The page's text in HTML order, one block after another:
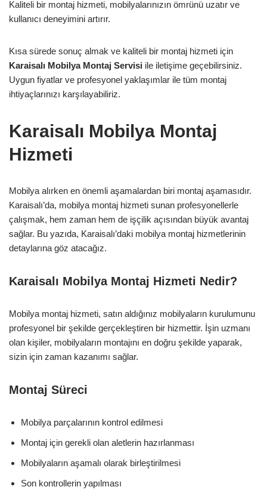
Kaliteli bir montaj hizmeti, mobilyalarınızın ömrünü uzatır ve
kullanıcı deneyimini artırır.
Kısa sürede sonuç almak ve kaliteli bir montaj hizmeti için
Karaisalı Mobilya Montaj Servisi ile iletişime geçebilirsiniz.
Uygun fiyatlar ve profesyonel yaklaşımlar ile tüm montaj
ihtiyaçlarınızı karşılayabiliriz.
Karaisalı Mobilya Montaj
Hizmeti
Mobilya alırken en önemli aşamalardan biri montaj aşamasıdır.
Karaisalı’da, mobilya montaj hizmeti sunan profesyonellerle
çalışmak, hem zaman hem de işçilik açısından büyük avantaj
sağlar. Bu yazıda, Karaisalı’daki mobilya montaj hizmetlerinin
detaylarına göz atacağız.
Karaisalı Mobilya Montaj Hizmeti Nedir?
Mobilya montaj hizmeti, satın aldığınız mobilyaların kurulumunu
profesyonel bir şekilde gerçekleştiren bir hizmettir. İşin uzmanı
olan kişiler, mobilyaların montajını en doğru şekilde yaparak,
sizin için zaman kazanımı sağlar.
Montaj Süreci
Mobilya parçalarının kontrol edilmesi
Montaj için gerekli olan aletlerin hazırlanması
Mobilyaların aşamalı olarak birleştirilmesi
Son kontrollerin yapılması